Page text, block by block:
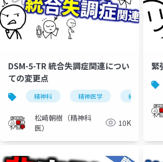
対処
気分障害 自殺 ジェンダー・パ
DSM-5-TR 統合失調症関連につい
ての変更点
精神科 精神医学 統合失調症
松崎朝樹（精神科
医）
10K
緊